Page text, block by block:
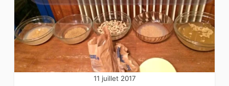
11 juillet 2017